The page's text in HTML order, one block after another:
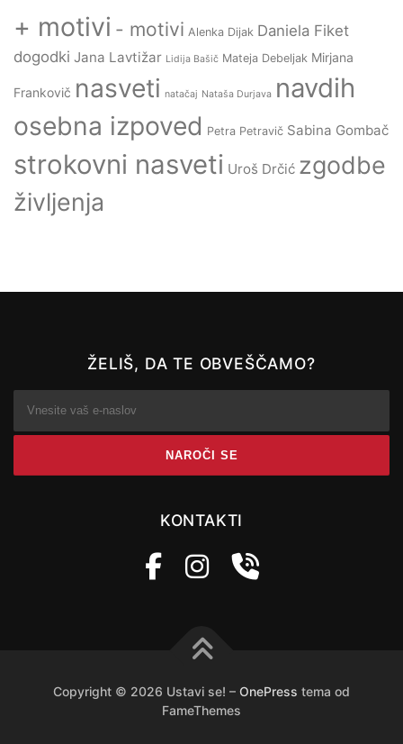
+ motivi - motivi Alenka Dijak Daniela Fiket
dogodki Jana Lavtižar Lidija Bašič Mateja Debeljak Mirjana
Frankovič nasveti natačaj Nataša Durjava navdih
osebna izpoved Petra Petravič Sabina Gombač
strokovni nasveti Uroš Drčić zgodbe
življenja
ŽELIŠ, DA TE OBVEŠČAMO?
KONTAKTI
Copyright © 2026 Ustavi se! – OnePress tema od
FameThemes